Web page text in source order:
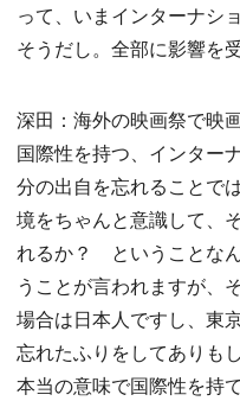
って、いまインターナシ
そうだし。全部に影響を
深田：海外の映画祭で映
国際性を持つ、インター
分の出自を忘れることで
境をちゃんと意識して、
れるか？ ということな
うことが言われますが、
場合は日本人ですし、東
忘れたふりをしてありも
本当の意味で国際性を持